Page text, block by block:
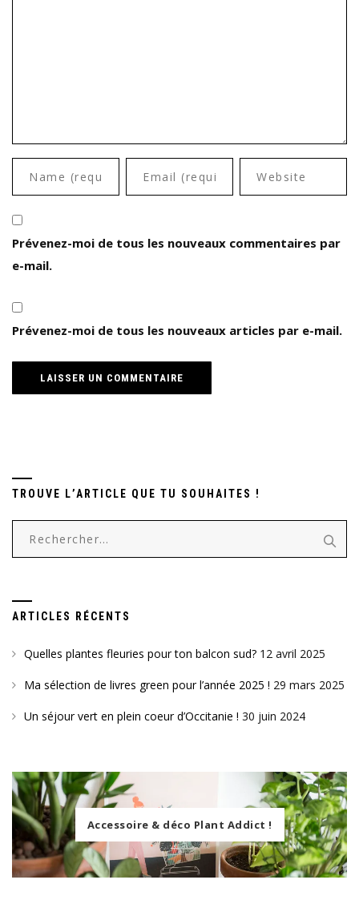
Prévenez-moi de tous les nouveaux commentaires par
e-mail.
Prévenez-moi de tous les nouveaux articles par e-mail.
TROUVE L’ARTICLE QUE TU SOUHAITES !
ARTICLES RÉCENTS
Quelles plantes fleuries pour ton balcon sud? 12 avril 2025
Ma sélection de livres green pour l’année 2025 ! 29 mars 2025
Un séjour vert en plein coeur d’Occitanie ! 30 juin 2024
Accessoire & déco Plant Addict !